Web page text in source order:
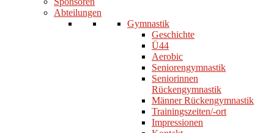
Abteilungen
Gymnastik
Geschichte
Ü44
Aerobic
Seniorengymnastik
Seniorinnen
Rückengymnastik
Männer Rückengymnastik
Trainingszeiten/-ort
Impressionen